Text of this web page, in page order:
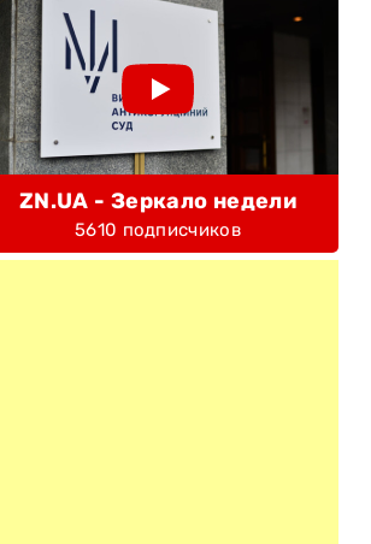
ZN.UA - Зеркало недели
5610 подписчиков